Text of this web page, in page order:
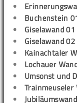
Buchenstein
Giselawand
Giselawand
Kainachtaler
Lochauer
Umsonst und
Trainmeuseler